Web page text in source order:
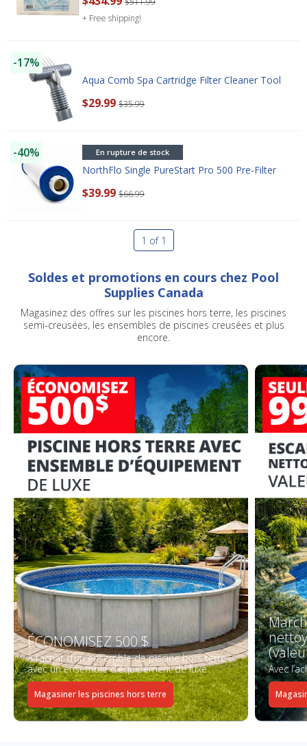
+ Free shipping!
-17%
Aqua Comb Spa Cartridge Filter Cleaner Tool
$29.99 $35.99
-40% En rupture de stock
NorthFlo Single PureStart Pro 500 Pre-Filter
$39.99 $66.99
1 of 1
Soldes et promotions en cours chez Pool
Supplies Canada
Magasinez des offres sur les piscines hors terre, les piscines
semi-creusées, les ensembles de piscines creusées et plus
encore.
ÉCONOMISEZ 500 $
À l’achat d’un ensemble de piscine hors terre
avec un ensemble d’équipement de luxe
Magasiner les piscines hors terre
Avec
Enter Your Email Address